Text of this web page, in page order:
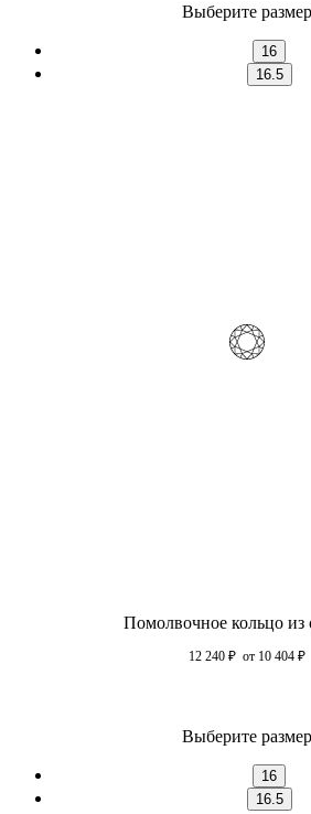
Выберите размер
16
16.5
Помолвочное кольцо из
12 240 ₽ от 10 404 ₽
Выберите размер
16
16.5